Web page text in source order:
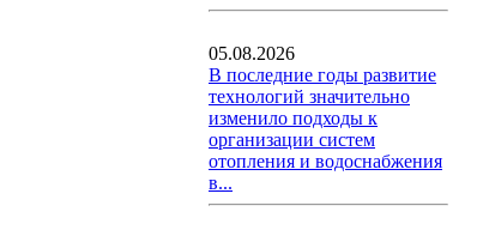
05.08.2026
В последние годы развитие
технологий значительно
изменило подходы к
организации систем
отопления и водоснабжения
в...